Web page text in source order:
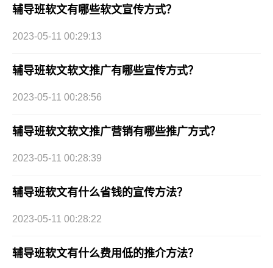
辅导班软文有哪些软文宣传方式？
2023-05-11 00:29:13
辅导班软文软文推广有哪些宣传方式？
2023-05-11 00:28:56
辅导班软文软文推广营销有哪些推广方式？
2023-05-11 00:28:39
辅导班软文有什么省钱的宣传方法？
2023-05-11 00:28:22
辅导班软文有什么费用低的推介方法？